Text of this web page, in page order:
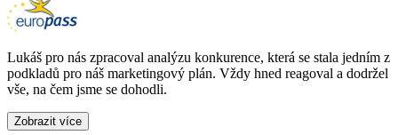
Lukáš pro nás zpracoval analýzu konkurence, která se stala jedním z
podkladů pro náš marketingový plán. Vždy hned reagoval a dodržel
vše, na čem jsme se dohodli.
Zobrazit více